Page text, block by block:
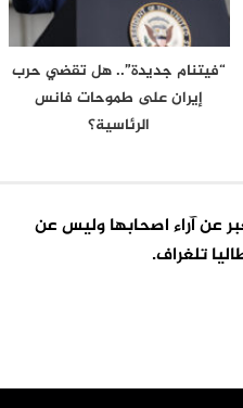
“فيتنام جديدة”.. هل تقضي حرب
إيران على طموحات فانس
الرئاسية؟
عن آراء اصحابها وليس عن
تلغراف.